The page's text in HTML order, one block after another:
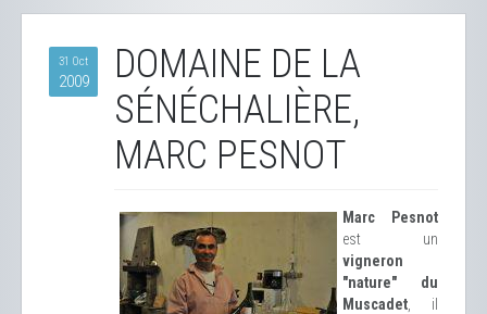
31 Oct
2009
DOMAINE DE LA
SÉNÉCHALIÈRE,
MARC PESNOT
Marc Pesnot
est un
vigneron
"nature" du
Muscadet , il